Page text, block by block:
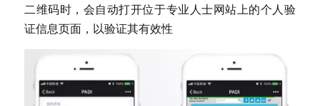
二维码时，会自动打开位于专业人士网站上的个人验
证信息页面，以验证其有效性